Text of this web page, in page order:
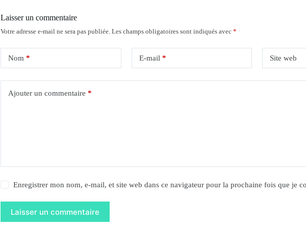
Laisser un commentaire
Votre adresse e-mail ne sera pas publiée. Les champs obligatoires sont indiqués avec *
Nom * E-mail * Site web
Ajouter un commentaire *
Enregistrer mon nom, e-mail, et site web dans ce navigateur pour la prochaine fois que je
Laisser un commentaire